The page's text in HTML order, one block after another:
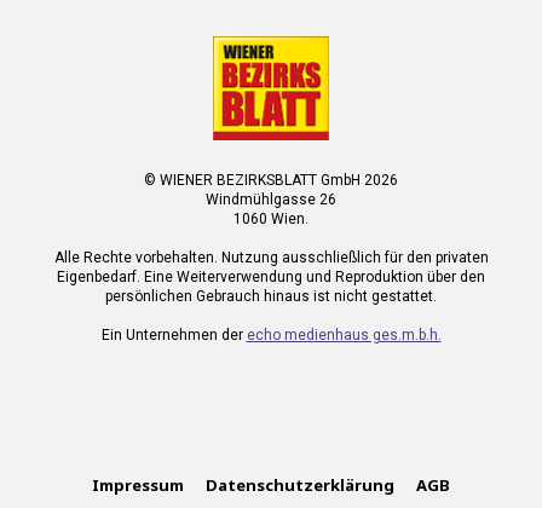
© WIENER BEZIRKSBLATT GmbH 2026
Windmühlgasse 26
1060 Wien.
Alle Rechte vorbehalten. Nutzung ausschließlich für den privaten
Eigenbedarf. Eine Weiterverwendung und Reproduktion über den
persönlichen Gebrauch hinaus ist nicht gestattet.
Ein Unternehmen der echo medienhaus ges.m.b.h.
Impressum Datenschutzerklärung AGB